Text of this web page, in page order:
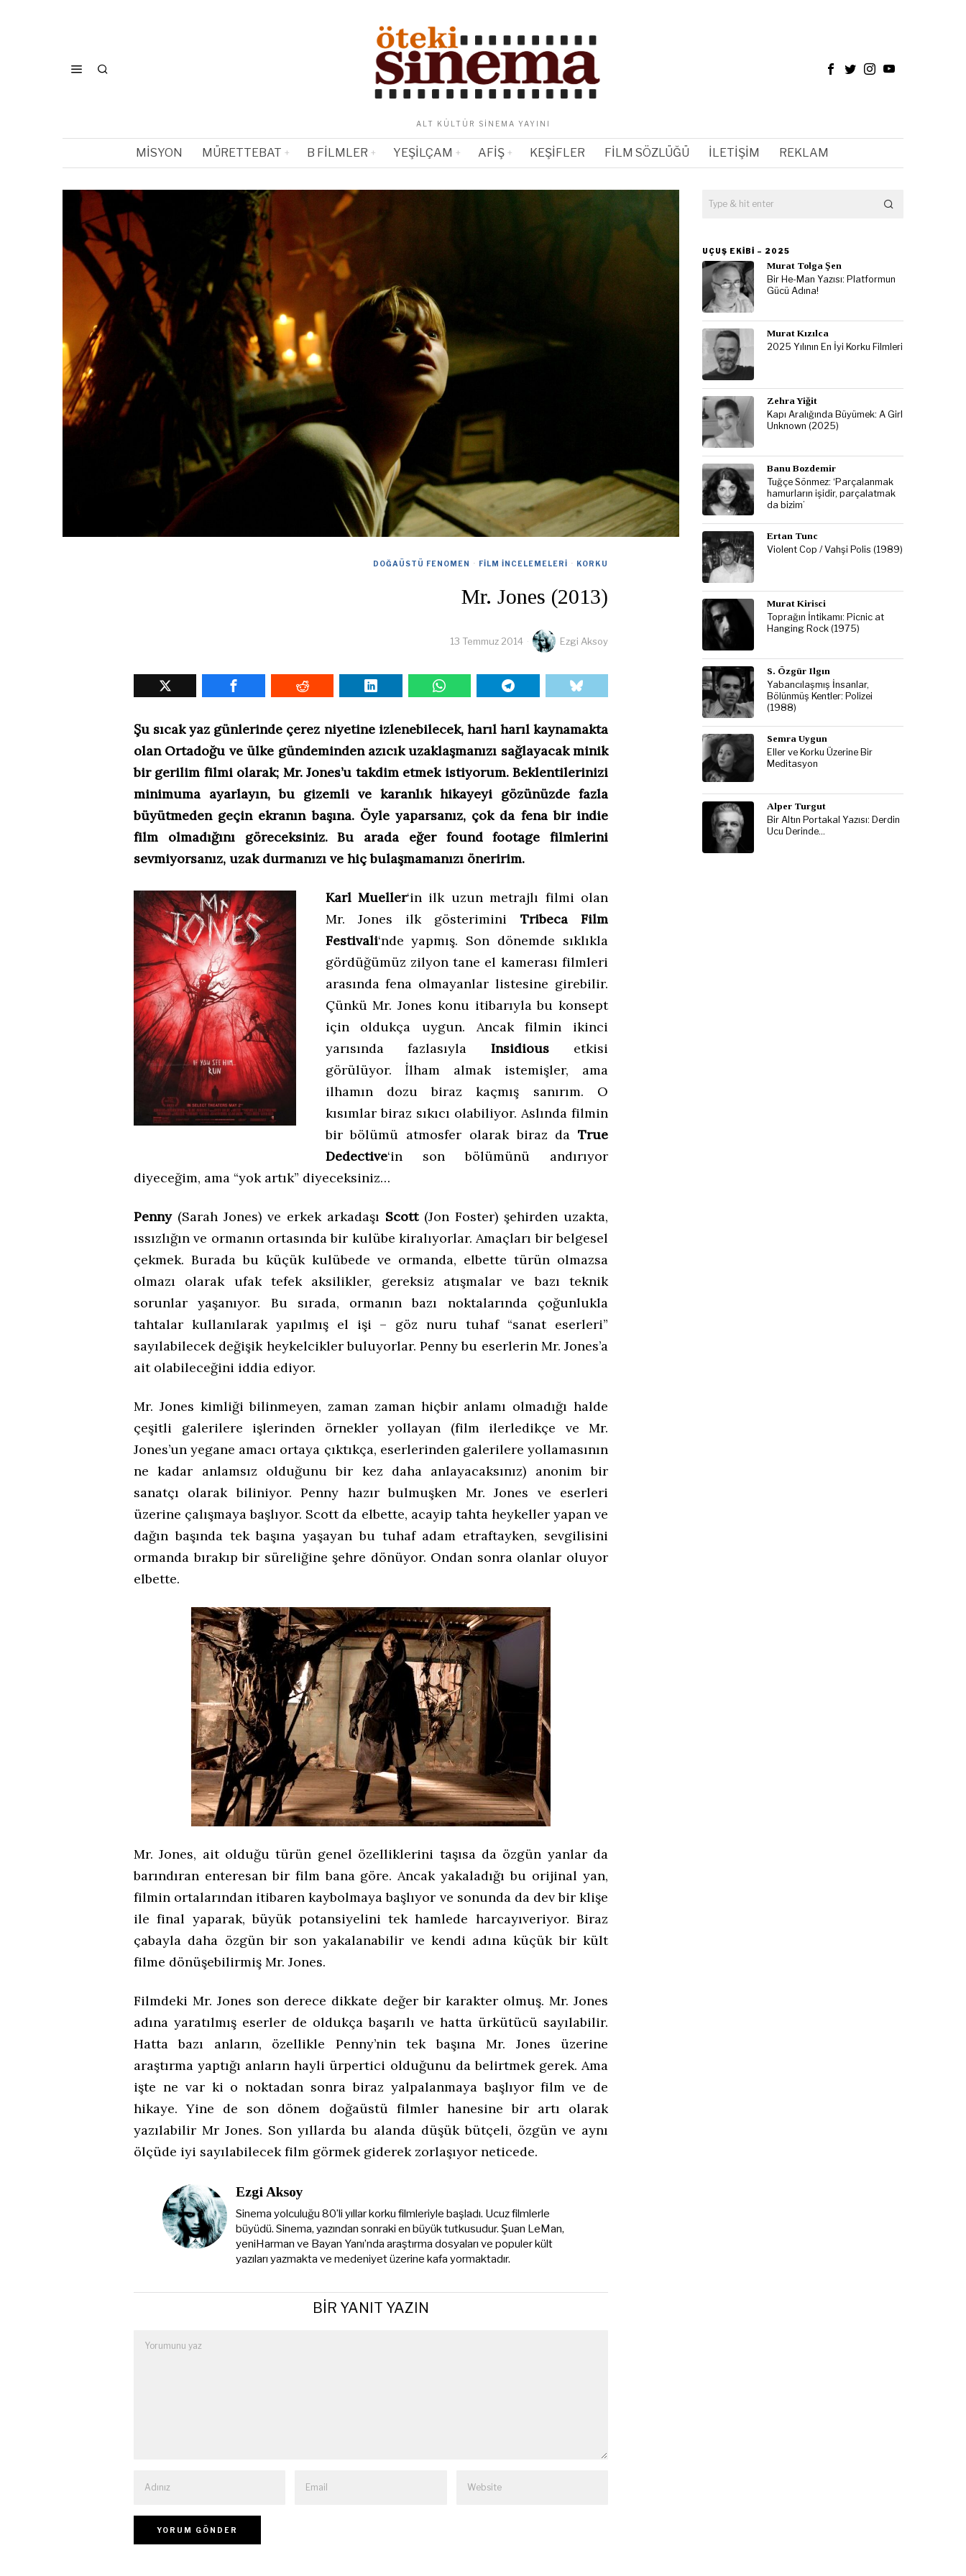
ALT KÜLTÜR SINEMA YAYINI
MISYON MÜRETTEBAT B FILMLER YEŞILÇAM AFIŞ KEŞIFLER FILM SÖZLÜĞÜ İLETIŞIM REKLAM
DOĞAÜSTÜ FENOMEN · FILM İNCELEMELERI · KORKU
Mr. Jones (2013)
13 Temmuz 2014 Ezgi Aksoy
Şu sıcak yaz günlerinde çerez niyetine izlenebilecek, harıl harıl kaynamakta
olan Ortadoğu ve ülke gündeminden azıcık uzaklaşmanızı sağlayacak minik
bir gerilim filmi olarak; Mr. Jones’u takdim etmek istiyorum. Beklentilerinizi
minimuma ayarlayın, bu gizemli ve karanlık hikayeyi gözünüzde fazla
büyütmeden geçin ekranın başına. Öyle yaparsanız, çok da fena bir indie
film olmadığını göreceksiniz. Bu arada eğer found footage filmlerini
sevmiyorsanız, uzak durmanızı ve hiç bulaşmamanızı öneririm.
Karl Mueller‘in ilk uzun metrajlı filmi olan
Mr. Jones ilk gösterimini Tribeca Film
Festivali‘nde yapmış. Son dönemde sıklıkla
gördüğümüz zilyon tane el kamerası filmleri
arasında fena olmayanlar listesine girebilir.
Çünkü Mr. Jones konu itibarıyla bu konsept
için oldukça uygun. Ancak filmin ikinci
yarısında fazlasıylaInsidious etkisi
görülüyor. İlham almak istemişler, ama
ilhamın dozu biraz kaçmış sanırım. O
kısımlar biraz sıkıcı olabiliyor. Aslında filmin
bir bölümü atmosfer olarak biraz da True
Dedective‘in son bölümünü andırıyor
diyeceğim, ama “yok artık” diyeceksiniz…
Penny(Sarah Jones) ve erkek arkadaşı Scott(Jon Foster) şehirden uzakta,
ıssızlığın ve ormanın ortasında bir kulübe kiralıyorlar. Amaçları bir belgesel
çekmek. Burada bu küçük kulübede ve ormanda, elbette türün olmazsa
olmazı olarak ufak tefek aksilikler, gereksiz atışmalar ve bazı teknik
sorunlar yaşanıyor. Bu sırada, ormanın bazı noktalarında çoğunlukla
tahtalar kullanılarak yapılmış el işi – göz nuru tuhaf “sanat eserleri”
sayılabilecek değişik heykelcikler buluyorlar. Penny bu eserlerin Mr. Jones’a
ait olabileceğini iddia ediyor.
Mr. Jones kimliği bilinmeyen, zaman zaman hiçbir anlamı olmadığı halde
çeşitli galerilere işlerinden örnekler yollayan (film ilerledikçe ve Mr.
Jones’un yegane amacı ortaya çıktıkça, eserlerinden galerilere yollamasının
ne kadar anlamsız olduğunu bir kez daha anlayacaksınız) anonim bir
sanatçı olarak biliniyor. Penny hazır bulmuşken Mr. Jones ve eserleri
üzerine çalışmaya başlıyor. Scott da elbette, acayip tahta heykeller yapan ve
dağın başında tek başına yaşayan bu tuhaf adam etraftayken, sevgilisini
ormanda bırakıp bir süreliğine şehre dönüyor. Ondan sonra olanlar oluyor
elbette.
Mr. Jones, ait olduğu türün genel özelliklerini taşısa da özgün yanlar da
barındıran enteresan bir film bana göre. Ancak yakaladığı bu orijinal yan,
filmin ortalarından itibaren kaybolmaya başlıyor ve sonunda da dev bir klişe
ile final yaparak, büyük potansiyelini tek hamlede harcayıveriyor. Biraz
çabayla daha özgün bir son yakalanabilir ve kendi adına küçük bir kült
filme dönüşebilirmiş Mr. Jones.
Filmdeki Mr. Jones son derece dikkate değer bir karakter olmuş. Mr. Jones
adına yaratılmış eserler de oldukça başarılı ve hatta ürkütücü sayılabilir.
Hatta bazı anların, özellikle Penny’nin tek başına Mr. Jones üzerine
araştırma yaptığı anların hayli ürpertici olduğunu da belirtmek gerek. Ama
işte ne var ki o noktadan sonra biraz yalpalanmaya başlıyor film ve de
hikaye. Yine de son dönem doğaüstü filmler hanesine bir artı olarak
yazılabilir Mr Jones. Son yıllarda bu alanda düşük bütçeli, özgün ve aynı
ölçüde iyi sayılabilecek film görmek giderek zorlaşıyor neticede.
Ezgi Aksoy
Sinema yolculuğu 80’li yıllar korku filmleriyle başladı. Ucuz filmlerle
büyüdü. Sinema, yazından sonraki en büyük tutkusudur. Şuan LeMan,
yeniHarman ve Bayan Yanı’nda araştırma dosyaları ve populer kült
yazıları yazmakta ve medeniyet üzerine kafa yormaktadır.
BIR YANIT YAZIN
UÇUŞ EKIBI – 2025
Murat Tolga Şen
Bir He-Man Yazısı: Platformun
Gücü Adına!
Murat Kızılca
2025 Yılının En İyi Korku Filmleri
Zehra Yiğit
Kapı Aralığında Büyümek: A Girl
Unknown (2025)
Banu Bozdemir
Tuğçe Sönmez: ‘Parçalanmak
hamurların işidir, parçalatmak
da bizim’
Ertan Tunc
Violent Cop / Vahşi Polis (1989)
Murat Kirisci
Toprağın İntikamı: Picnic at
Hanging Rock (1975)
S. Özgür Ilgın
Yabancılaşmış İnsanlar,
Bölünmüş Kentler: Polizei
(1988)
Semra Uygun
Eller ve Korku Üzerine Bir
Meditasyon
Alper Turgut
Bir Altın Portakal Yazısı: Derdin
Ucu Derinde…